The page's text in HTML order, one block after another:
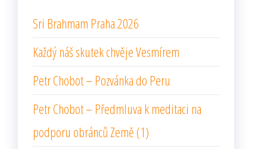
Sri Brahmam Praha 2026
Každý náš skutek chvěje Vesmírem
Petr Chobot – Pozvánka do Peru
Petr Chobot – Předmluva k meditaci na
podporu obránců Země (1)